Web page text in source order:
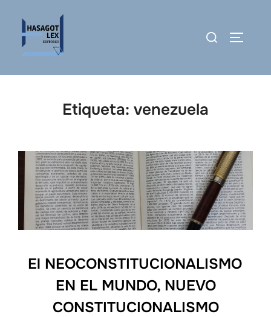
contenido
Buscar:
Etiqueta: venezuela
El NEOCONSTITUCIONALISMO
EN EL MUNDO, NUEVO
CONSTITUCIONALISMO